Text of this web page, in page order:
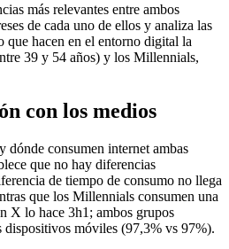
más relevantes entre ambos
de cada uno de ellos y analiza las
que hacen en el entorno digital la
39 y 54 años) y los Millennials,
con los medios
dónde consumen internet ambas
que no hay diferencias
de tiempo de consumo no llega
que los Millennials consumen una
X lo hace 3h1; ambos grupos
dispositivos móviles (97,3% vs 97%).